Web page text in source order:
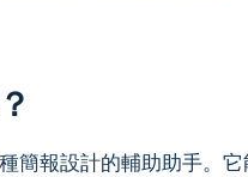
報設計的輔助助手。它